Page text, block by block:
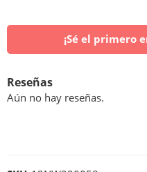
¡Sé el primero
Reseñas
Aún no hay reseñas.